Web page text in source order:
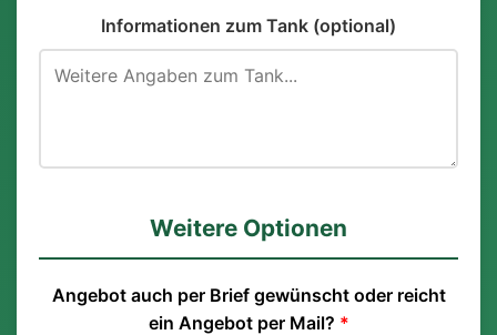
Informationen zum Tank (optional)
Weitere Optionen
Angebot auch per Brief gewünscht oder reicht
ein Angebot per Mail? *